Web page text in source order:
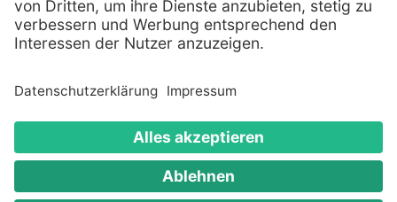
Alle genannten Produkte und Logos sind eingetragene
Warenzeichen der jeweiligen Hersteller.
Copyright © 2008 - 2026 Toys for Fun GmbH - Alle
Rechte vorbehalten